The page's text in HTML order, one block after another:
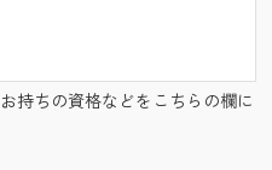
持ちの資格などをこちらの欄に